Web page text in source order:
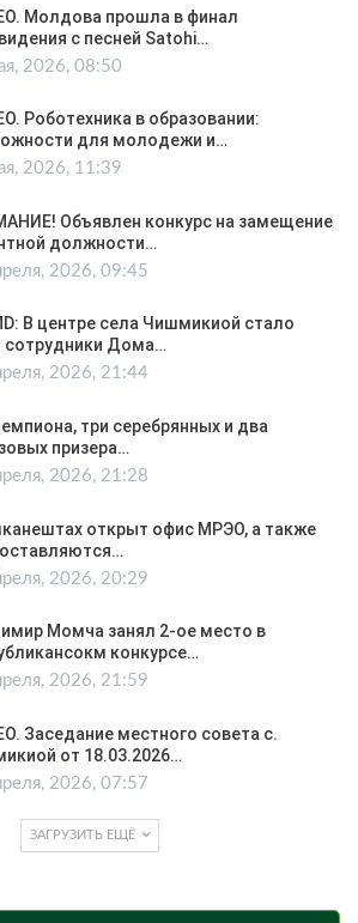
Молдова прошла в финал
с песней Satohi…
2026, 08:50
Роботехника в образовании:
для молодежи и…
2026, 11:39
Объявлен конкурс на замещение
должности…
2026, 09:45
В центре села Чишмикиой стало
сотрудники Дома…
2026, 21:44
три серебрянных и два
призера…
2026, 21:28
открыт офис МРЭО, а также
2026, 20:29
Момча занял 2-ое место в
конкурсе…
2026, 21:59
Заседание местного совета с.
от 18.03.2026…
2026, 07:57
ЗАГРУЗИТЬ ЕЩЁ